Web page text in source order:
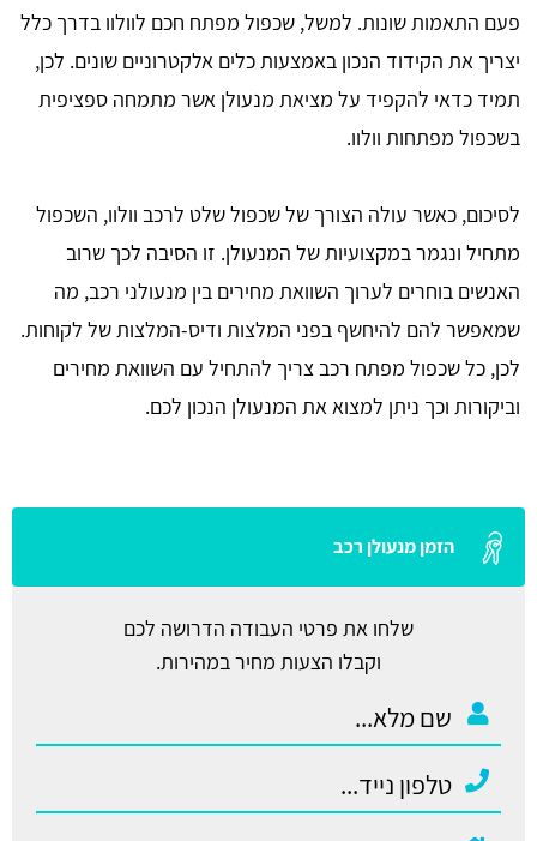
פעם התאמות שונות. למשל, שכפול מפתח חכם לוולוו בדרך כלל
יצריך את הקידוד הנכון באמצעות כלים אלקטרוניים שונים. לכן,
תמיד כדאי להקפיד על מציאת מנעולן אשר מתמחה ספציפית
בשכפול מפתחות וולוו.
לסיכום, כאשר עולה הצורך של שכפול שלט לרכב וולוו, השכפול
מתחיל ונגמר במקצועיות של המנעולן. זו הסיבה לכך שרוב
האנשים בוחרים לערוך השוואת מחירים בין מנעולני רכב, מה
שמאפשר להם להיחשף בפני המלצות ודיס-המלצות של לקוחות.
לכן, כל שכפול מפתח רכב צריך להתחיל עם השוואת מחירים
וביקורות וכך ניתן למצוא את המנעולן הנכון לכם.
הזמן מנעולן רכב
שלחו את פרטי העבודה הדרושה לכם
וקבלו הצעות מחיר במהירות.